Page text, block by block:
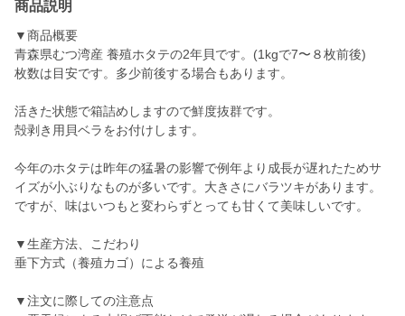
商品説明
▼商品概要
青森県むつ湾産 養殖ホタテの2年貝です。(1kgで7〜８枚前後)
枚数は目安です。多少前後する場合もあります。
活きた状態で箱詰めしますので鮮度抜群です。
殻剥き用貝ベラをお付けします。
今年のホタテは昨年の猛暑の影響で例年より成長が遅れたためサ
イズが小ぶりなものが多いです。大きさにバラツキがあります。
ですが、味はいつもと変わらずとっても甘くて美味しいです。
▼生産方法、こだわり
垂下方式（養殖カゴ）による養殖
▼注文に際しての注意点